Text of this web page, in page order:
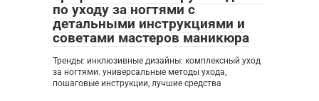
по уходу за ногтями с
детальными инструкциями и
советами мастеров маникюра
Тренды: инклюзивные дизайны: комплексный уход
за ногтями. универсальные методы ухода,
пошаговые инструкции, лучшие средства